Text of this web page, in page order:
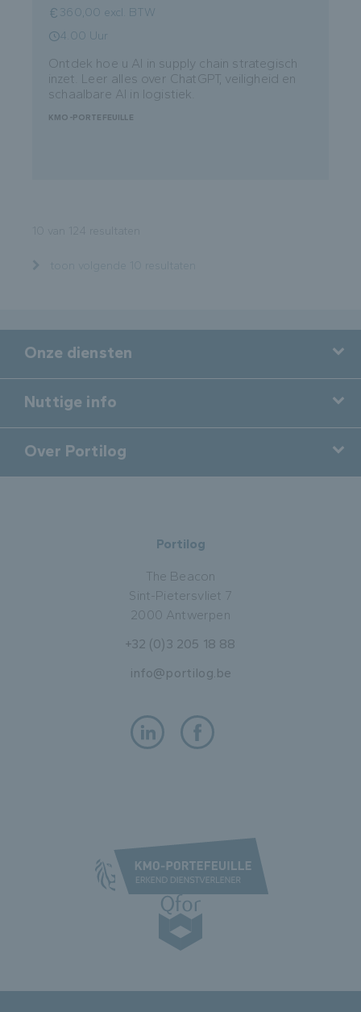
360,00 excl. BTW
4.00 Uur
Ontdek hoe u AI in supply chain strategisch
inzet. Leer alles over ChatGPT, veiligheid en
schaalbare AI in logistiek.
KMO-PORTEFEUILLE
Onze diensten
Nuttige info
Over Portilog
Portilog
The Beacon
Sint-Pietersvliet 7
2000 Antwerpen
+32 (0)3 205 18 88
info@portilog.be